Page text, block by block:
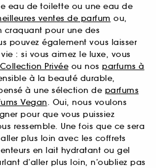
eau de toilette ou une eau de
ventes de parfum ou,
craquant pour une des
pouvez également vous laisser
: si vous aimez le luxe, vous
Privée ou nos parfums à
à la beauté durable,
à une sélection de parfums
Vegan. Oui, nous voulons
pour que vous puissiez
ressemble. Une fois que ce sera
plus loin avec les coffrets
en lait hydratant ou gel
d’aller plus loin, n’oubliez pas